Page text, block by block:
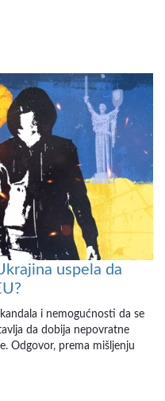
uspela da
i nemogućnosti da se
da dobija nepovratne
Odgovor, prema mišljenju